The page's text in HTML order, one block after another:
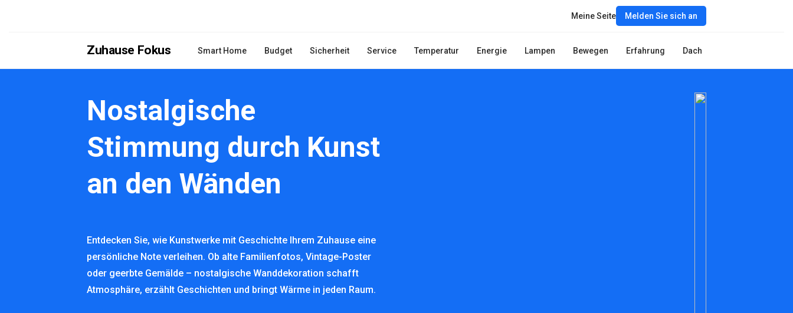
Zuhause Fokus Smart Home Budget Sicherheit Service Temperatur Energie Lampen Bewegen Erfahrung Dach
Meine Seite Melden Sie sich an
Nostalgische
Stimmung durch Kunst
an den Wänden
Entdecken Sie, wie Kunstwerke mit Geschichte Ihrem Zuhause eine
persönliche Note verleihen. Ob alte Familienfotos, Vintage-Poster
oder geerbte Gemälde – nostalgische Wanddekoration schafft
Atmosphäre, erzählt Geschichten und bringt Wärme in jeden Raum.